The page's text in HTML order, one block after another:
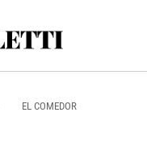
EL COMEDOR